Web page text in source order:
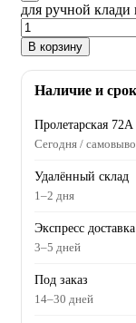
для ручной
В корзину
Наличие и
Пролетарская 72А
Сегодня /
Удалённый склад
1–2 дня
Экспресс доставка
3–5 дней
Под заказ
14–30 дней